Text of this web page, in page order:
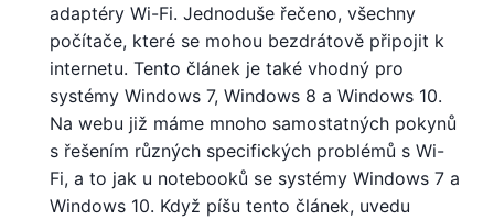
adaptéry Wi-Fi. Jednoduše řečeno, všechny
počítače, které se mohou bezdrátově připojit k
internetu. Tento článek je také vhodný pro
systémy Windows 7, Windows 8 a Windows 10.
Na webu již máme mnoho samostatných pokynů
s řešením různých specifických problémů s Wi-
Fi, a to jak u notebooků se systémy Windows 7 a
Windows 10. Když píšu tento článek, uvedu